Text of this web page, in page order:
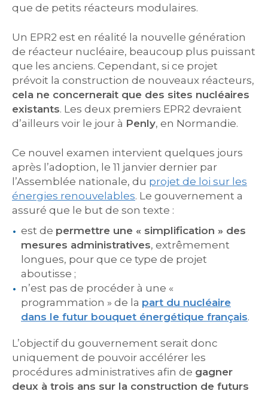
que de petits réacteurs modulaires.
Un EPR2 est en réalité la nouvelle génération
de réacteur nucléaire, beaucoup plus puissant
que les anciens. Cependant, si ce projet
prévoit la construction de nouveaux réacteurs,
cela ne concernerait que des sites nucléaires
existants. Les deux premiers EPR2 devraient
d’ailleurs voir le jour à Penly, en Normandie.
Ce nouvel examen intervient quelques jours
après l’adoption, le 11 janvier dernier par
l’Assemblée nationale, du projet de loi sur les
énergies renouvelables. Le gouvernement a
assuré que le but de son texte :
est de permettre une « simplification » des
mesures administratives, extrêmement
longues, pour que ce type de projet
aboutisse ;
n’est pas de procéder à une «
programmation » de la part du nucléaire
dans le futur bouquet énergétique français.
L’objectif du gouvernement serait donc
uniquement de pouvoir accélérer les
procédures administratives afin de gagner
deux à trois ans sur la construction de futurs